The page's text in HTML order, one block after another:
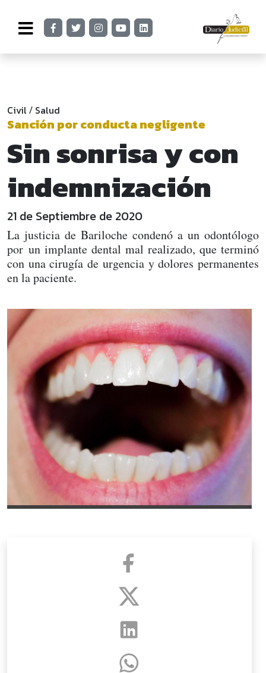
Civil/ Salud
Sanción por conducta negligente
Sin sonrisa y con
indemnización
21 de Septiembre de 2020
La justicia de Bariloche condenó a un odontólogo
por un implante dental mal realizado, que terminó
con una cirugía de urgencia y dolores permanentes
en la paciente.